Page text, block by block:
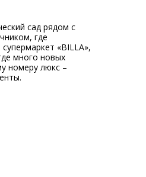
сад рядом с
где
«BILLA»,
много новых
номеру люкс –